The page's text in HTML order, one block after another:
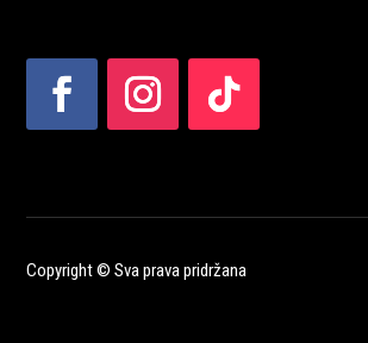
Copyright © Sva prava pridržana